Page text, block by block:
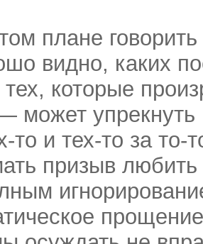
плане
видно, каких
которые
может
то и тех-то за
призыв